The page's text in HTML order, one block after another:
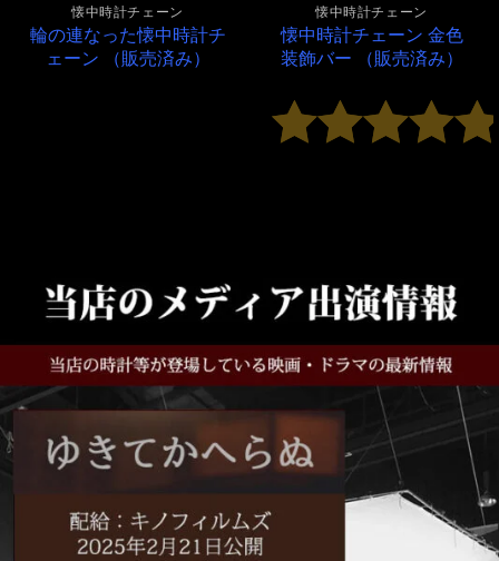
懐中時計チェーン
輪の連なった懐中時計チ
ェーン （販売済み）
懐中時計チェーン
懐中時計チェーン 金色
装飾バー （販売済み）